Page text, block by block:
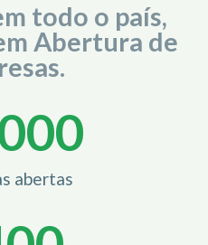
todo o país,
Abertura de
abertas